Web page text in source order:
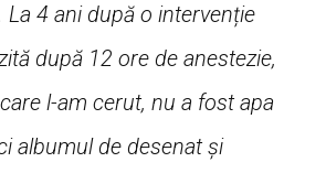
4 ani după o intervenție
după 12 ore de anestezie,
l-am cerut, nu a fost apa
albumul de desenat și